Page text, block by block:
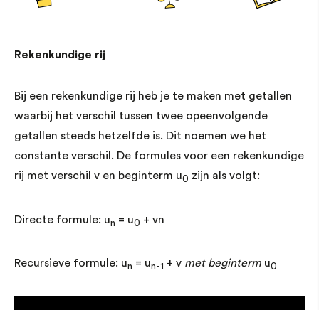
Rekenkundige rij
Bij een rekenkundige rij heb je te maken met getallen
waarbij het verschil tussen twee opeenvolgende
getallen steeds hetzelfde is. Dit noemen we het
constante verschil. De formules voor een rekenkundige
rij met verschil v en beginterm u0 zijn als volgt:
Directe formule: un = u0 + vn
Recursieve formule: un = un-1 + v met beginterm u0